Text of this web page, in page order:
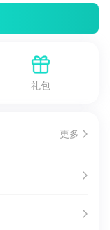
礼包
更多